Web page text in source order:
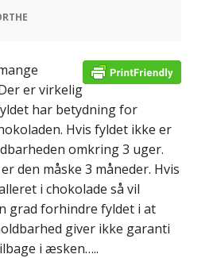
er virkelig
har betydning for
Hvis fyldet ikke er
omkring 3 uger.
den måske 3 måneder. Hvis
i chokolade så vil
grad forhindre fyldet i at
giver ikke garanti
i æsken…..